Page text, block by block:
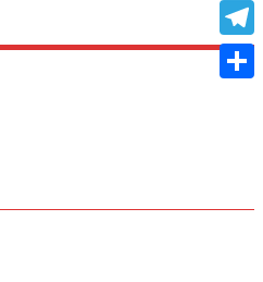
Copy
Link